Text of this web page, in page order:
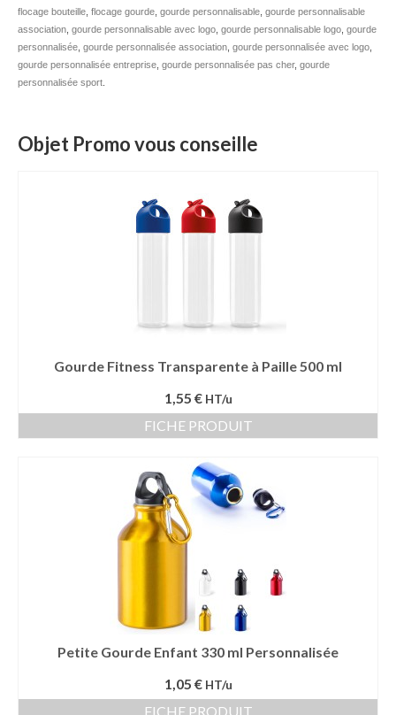
Mug publicitaire
Mug de voyage publicitaire
Tasse Expresso publicitaire
Mug isotherme
Tee-shirt publicitaire
Vêtement Haute Visibilité
flocage bouteille flocage gourde gourde personnalisable gourde personnalisable
association gourde personnalisable avec logo gourde personnalisable logo gourde
personnalisée gourde personnalisée association gourde personnalisée avec logo
gourde personnalisée entreprise gourde personnalisée pas cher, gourde
personnalisée sport
Objet Promo vous conseille
Gourde Fitness Transparente à Paille 500 ml
1,55 € HT/u
FICHE PRODUIT
Petite Gourde Enfant 330 ml Personnalisée
1,05 € HT/u
FICHE PRODUIT